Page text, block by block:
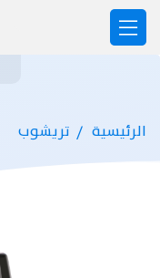
الرئيسية تريشوب